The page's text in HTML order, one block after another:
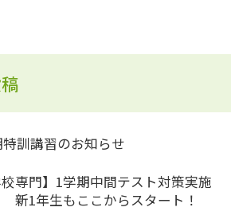
特訓講習のお知らせ
校専門】1学期中間テスト対策実施
年生もここからスタート！